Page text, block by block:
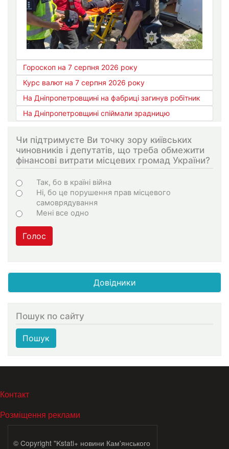
Гороскоп на 7 серпня 2026 року
Курс валют на 7 серпня 2026 року
На Дніпропетровщині на фабриці загинув робітник
На Дніпропетровщині спіймали зрадницю
Чи підтримуєте Ви точку зору київських
чиновників і депутатів, що треба обмежити
фінансові витрати місцевих громад України?
Варіанти
Так, бо в країні війна
Ні, бо це порушення прав місцевого
самоврядування
Мені все одно
Голос
Довідники
Пошук по сайту
Пошук
МЕНЮ В ПОДВАЛЕ
Контакт
Розміщення реклами
© Copyright "Kstati+ новини Кам'янського